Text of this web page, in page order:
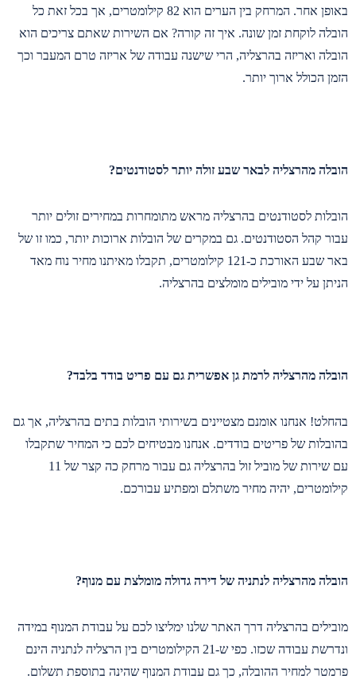
באופן אחר. המרחק בין הערים הוא 82 קילומטרים, אך בכל זאת כל
הובלה לוקחת זמן שונה. איך זה קורה? אם השירות שאתם צריכים הוא
הובלה ואריזה בהרצליה, הרי שישנה עבודה של אריזה טרם המעבר וכך
הזמן הכולל ארוך יותר.
הובלה מהרצליה לבאר שבע זולה יותר לסטודנטים?
הובלות לסטודנטים בהרצליה מראש מתומחרות במחירים זולים יותר
עבור קהל הסטודנטים. גם במקרים של הובלות ארוכות יותר, כמו זו של
באר שבע האורכת כ-121 קילומטרים, תקבלו מאיתנו מחיר נוח מאד
הניתן על ידי מובילים מומלצים בהרצליה.
הובלה מהרצליה לרמת גן אפשרית גם עם פריט בודד בלבד?
בהחלט! אנחנו אומנם מצטיינים בשירותי הובלות בתים בהרצליה, אך גם
בהובלות של פריטים בודדים. אנחנו מבטיחים לכם כי המחיר שתקבלו
עם שירות של מוביל זול בהרצליה גם עבור מרחק כה קצר של 11
קילומטרים, יהיה מחיר משתלם ומפתיע עבורכם.
הובלה מהרצליה לנתניה של דירה גדולה מומלצת עם מנוף?
מובילים בהרצליה דרך האתר שלנו ימליצו לכם על עבודת המנוף במידה
ונדרשת עבודה שכזו. כפי ש-21 הקילומטרים בין הרצליה לנתניה הינם
פרמטר למחיר ההובלה, כך גם עבודת המנוף שהינה בתוספת תשלום.